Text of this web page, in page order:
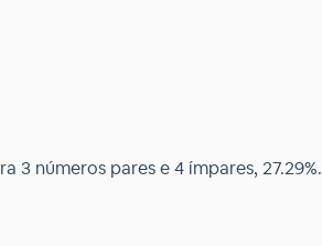
3 números pares e 4 ímpares, 27.29%.